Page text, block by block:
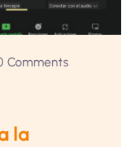
Comments
la